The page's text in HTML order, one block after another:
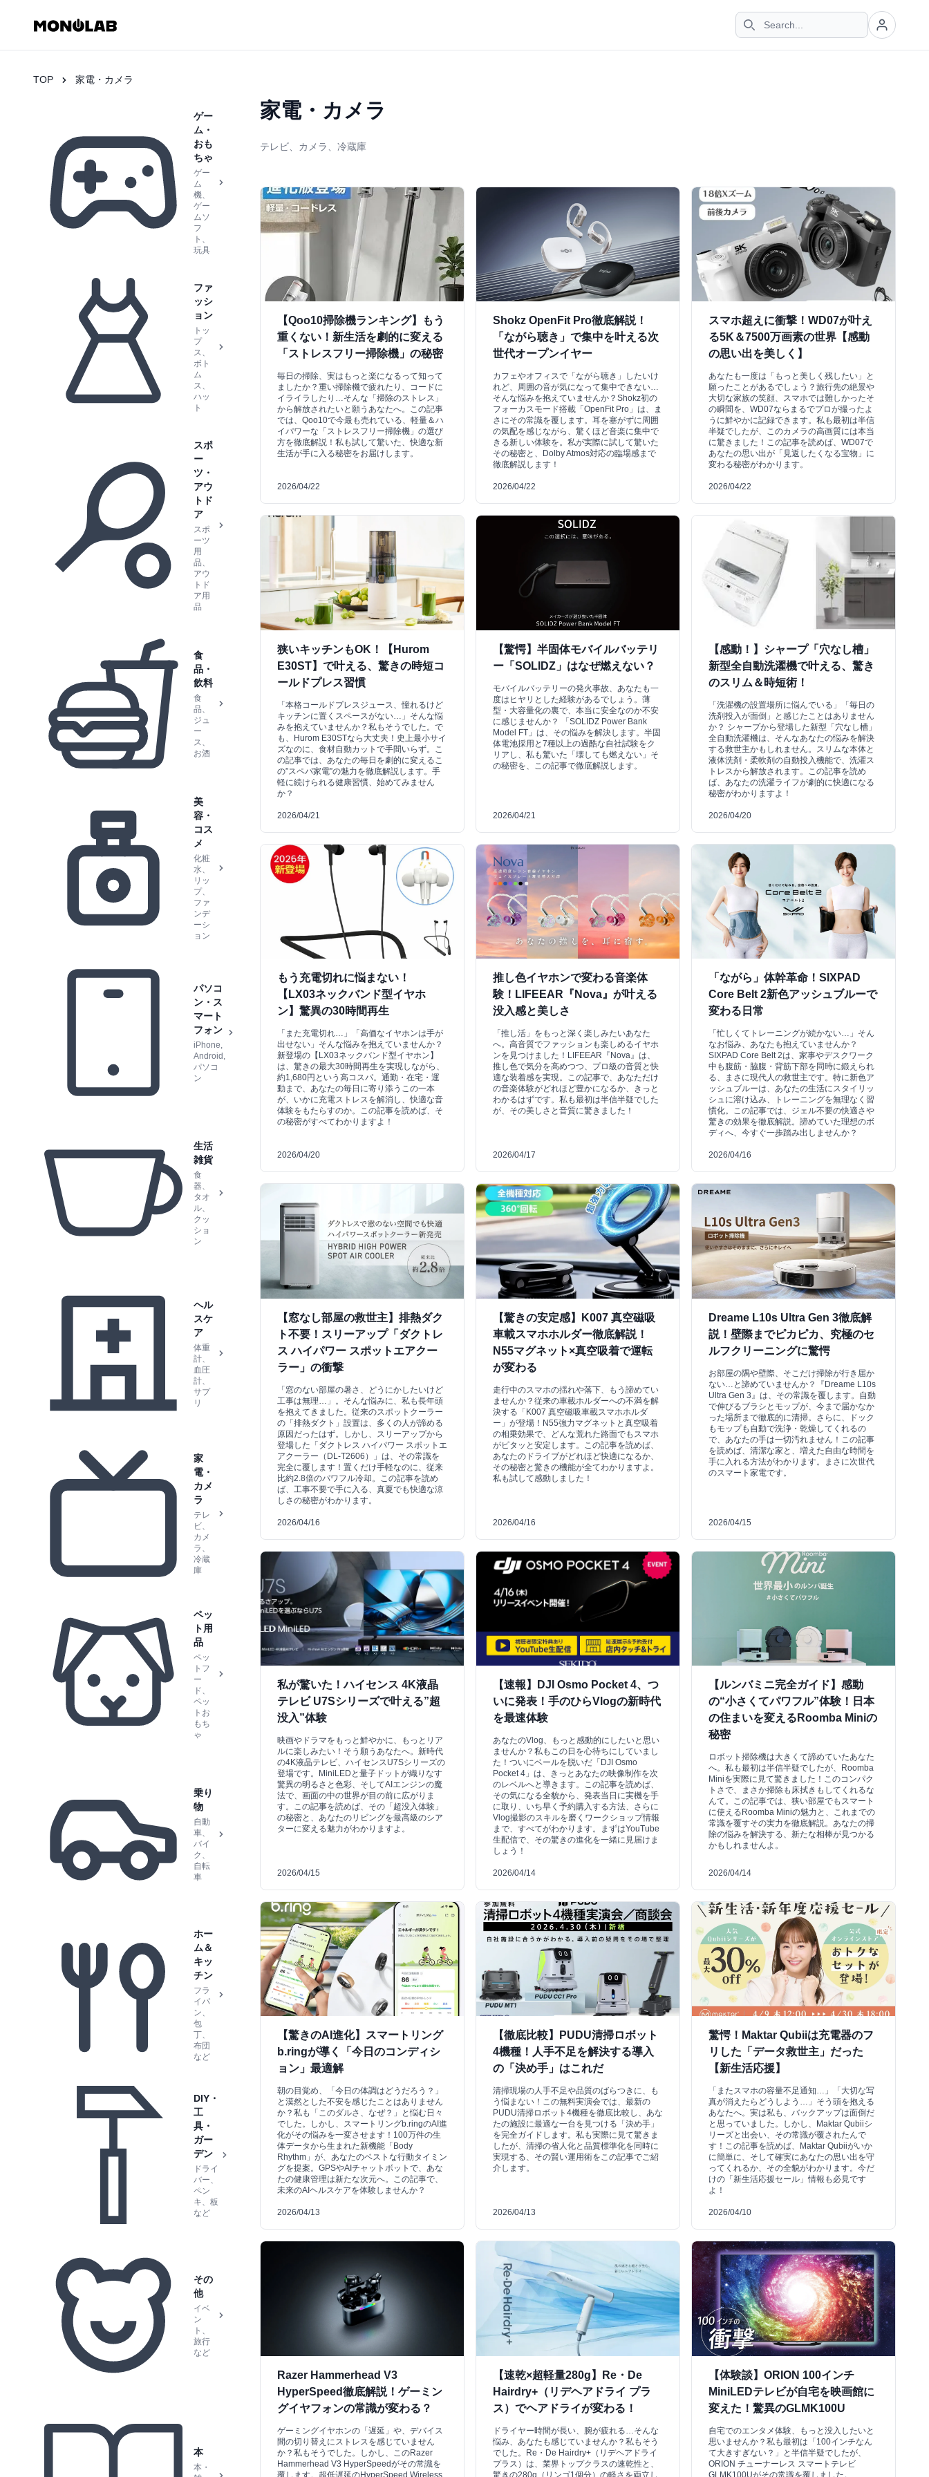
TOP 家電・カメラ
ゲー
ム・
おも
ちゃ
ゲー
ム
機、
ゲー
ムソ
フ
ト、
玩具
ファ
ッシ
ョン
トッ
プ
ス、
ボト
ム
ス、
ハッ
ト
スポ
ー
ツ・
アウ
トド
ア
スポ
ーツ
用
品、
アウ
トド
ア用
品
食
品・
飲料
食
品、
ジュ
ー
ス、
お酒
美
容・
コス
メ
化粧
水、
リッ
プ、
ファ
ンデ
ーシ
ョン
パソコ
ン・ス
マート
フォン
iPhone,
Android,
パソコ
ン
生活
雑貨
食
器、
タオ
ル、
クッ
ショ
ン
ヘル
スケ
ア
体重
計、
血圧
計、
サプ
リ
家
電・
カメ
ラ
テレ
ビ、
カメ
ラ、
冷蔵
庫
ペッ
ト用
品
ペッ
トフ
ー
ド、
ペッ
トお
もち
ゃ
乗り
物
自動
車、
バイ
ク、
自転
車
ホー
ム＆
キッ
チン
フラ
イパ
ン、
包
丁、
布団
など
DIY・
工
具・
ガー
デン
ドライ
バー、
ペン
キ、板
など
その
他
イベ
ン
ト、
旅行
など
本
本・
家電・カメラ
テレビ、カメラ、冷蔵庫
【Qoo10掃除機ランキング】もう
重くない！新生活を劇的に変える
「ストレスフリー掃除機」の秘密
毎日の掃除、実はもっと楽になるって知って
ましたか？重い掃除機で疲れたり、コードに
イライラしたり…そんな「掃除のストレス」
から解放されたいと願うあなたへ。この記事
では、Qoo10で今最も売れている、軽量＆ハ
イパワーな「ストレスフリー掃除機」の選び
方を徹底解説！私も試して驚いた、快適な新
生活が手に入る秘密をお届けします。
2026/04/22
Shokz OpenFit Pro徹底解説！
「ながら聴き」で集中を叶える次
世代オープンイヤー
カフェやオフィスで「ながら聴き」したいけ
れど、周囲の音が気になって集中できない…
そんな悩みを抱えていませんか？Shokz初の
フォーカスモード搭載「OpenFit Pro」は、ま
さにその常識を覆します。耳を塞がずに周囲
の気配を感じながら、驚くほど音楽に集中で
きる新しい体験を。私が実際に試して驚いた
その秘密と、Dolby Atmos対応の臨場感まで
徹底解説します！
2026/04/22
スマホ超えに衝撃！WD07が叶え
る5K＆7500万画素の世界【感動
の思い出を美しく】
あなたも一度は「もっと美しく残したい」と
願ったことがあるでしょう？旅行先の絶景や
大切な家族の笑顔、スマホでは難しかったそ
の瞬間を、WD07ならまるでプロが撮ったよ
うに鮮やかに記録できます。私も最初は半信
半疑でしたが、このカメラの高画質には本当
に驚きました！この記事を読めば、WD07で
あなたの思い出が「見返したくなる宝物」に
変わる秘密がわかります。
2026/04/22
狭いキッチンもOK！【Hurom
E30ST】で叶える、驚きの時短コ
ールドプレス習慣
「本格コールドプレスジュース、憧れるけど
キッチンに置くスペースがない…」そんな悩
みを抱えていませんか？私もそうでした。で
も、Hurom E30STなら大丈夫！史上最小サイ
ズなのに、食材自動カットで手間いらず。こ
の記事では、あなたの毎日を劇的に変えるこ
の”スペパ家電”の魅力を徹底解説します。手
軽に続けられる健康習慣、始めてみません
か？
2026/04/21
【驚愕】半固体モバイルバッテリ
ー「SOLIDZ」はなぜ燃えない？
モバイルバッテリーの発火事故、あなたも一
度はヒヤリとした経験があるでしょう。薄
型・大容量化の裏で、本当に安全なのか不安
に感じませんか？ 「SOLIDZ Power Bank
Model FT」は、その悩みを解決します。半固
体電池採用と7種以上の過酷な自社試験をク
リアし、私も驚いた「壊しても燃えない」そ
の秘密を、この記事で徹底解説します。
2026/04/21
【感動！】シャープ「穴なし槽」
新型全自動洗濯機で叶える、驚き
のスリム＆時短術！
「洗濯機の設置場所に悩んでいる」「毎日の
洗剤投入が面倒」と感じたことはありません
か？ シャープから登場した新型「穴なし槽」
全自動洗濯機は、そんなあなたの悩みを解決
する救世主かもしれません。スリムな本体と
液体洗剤・柔軟剤の自動投入機能で、洗濯ス
トレスから解放されます。この記事を読め
ば、あなたの洗濯ライフが劇的に快適になる
秘密がわかりますよ！
2026/04/20
もう充電切れに悩まない！
【LX03ネックバンド型イヤホ
ン】驚異の30時間再生
「また充電切れ…」「高価なイヤホンは手が
出せない」そんな悩みを抱えていませんか？
新登場の【LX03ネックバンド型イヤホン】
は、驚きの最大30時間再生を実現しながら、
約1,680円という高コスパ。通勤・在宅・運
動まで、あなたの毎日に寄り添うこの一本
が、いかに充電ストレスを解消し、快適な音
体験をもたらすのか。この記事を読めば、そ
の秘密がすべてわかりますよ！
2026/04/20
推し色イヤホンで変わる音楽体
験！LIFEEAR『Nova』が叶える
没入感と美しさ
「推し活」をもっと深く楽しみたいあなた
へ。高音質でファッションも楽しめるイヤホ
ンを見つけました！LIFEEAR『Nova』は、
推し色で気分を高めつつ、プロ級の音質と快
適な装着感を実現。この記事で、あなただけ
の音楽体験がどれほど豊かになるか、きっと
わかるはずです。私も最初は半信半疑でした
が、その美しさと音質に驚きました！
2026/04/17
「ながら」体幹革命！SIXPAD
Core Belt 2新色アッシュブルーで
変わる日常
「忙しくてトレーニングが続かない…」そん
なお悩み、あなたも抱えていませんか？
SIXPAD Core Belt 2は、家事やデスクワーク
中も腹筋・脇腹・背筋下部を同時に鍛えられ
る、まさに現代人の救世主です。特に新色ア
ッシュブルーは、あなたの生活にスタイリッ
シュに溶け込み、トレーニングを無理なく習
慣化。この記事では、ジェル不要の快適さや
驚きの効果を徹底解説。諦めていた理想のボ
ディへ、今すぐ一歩踏み出しませんか？
2026/04/16
【窓なし部屋の救世主】排熱ダク
ト不要！スリーアップ「ダクトレ
ス ハイパワー スポットエアクー
ラー」の衝撃
「窓のない部屋の暑さ、どうにかしたいけど
工事は無理…」。そんな悩みに、私も長年頭
を抱えてきました。従来のスポットクーラー
の「排熱ダクト」設置は、多くの人が諦める
原因だったはず。しかし、スリーアップから
登場した「ダクトレス ハイパワー スポットエ
アクーラー（DL-T2606）」は、その常識を
完全に覆します！置くだけ手軽なのに、従来
比約2.8倍のパワフル冷却。この記事を読め
ば、工事不要で手に入る、真夏でも快適な涼
しさの秘密がわかります。
2026/04/16
【驚きの安定感】K007 真空磁吸
車載スマホホルダー徹底解説！
N55マグネット×真空吸着で運転
が変わる
走行中のスマホの揺れや落下、もう諦めてい
ませんか？従来の車載ホルダーへの不満を解
決する「K007 真空磁吸車載スマホホルダ
ー」が登場！N55強力マグネットと真空吸着
の相乗効果で、どんな荒れた路面でもスマホ
がピタッと安定します。この記事を読めば、
あなたのドライブがどれほど快適になるか、
その秘密と驚きの機能が全てわかりますよ。
私も試して感動しました！
2026/04/16
Dreame L10s Ultra Gen 3徹底解
説！壁際までピカピカ、究極のセ
ルフクリーニングに驚愕
お部屋の隅や壁際、そこだけ掃除が行き届か
ない…と諦めていませんか？『Dreame L10s
Ultra Gen 3』は、その常識を覆します。自動
で伸びるブラシとモップが、今まで届かなか
った場所まで徹底的に清掃。さらに、ドック
もモップも自動で洗浄・乾燥してくれるの
で、あなたの手は一切汚れません！この記事
を読めば、清潔な家と、増えた自由な時間を
手に入れる方法がわかります。まさに次世代
のスマート家電です。
2026/04/15
私が驚いた！ハイセンス 4K液晶
テレビ U7Sシリーズで叶える”超
没入”体験
映画やドラマをもっと鮮やかに、もっとリア
ルに楽しみたい！そう願うあなたへ。新時代
の4K液晶テレビ、ハイセンスU7Sシリーズの
登場です。MiniLEDと量子ドットが織りなす
驚異の明るさと色彩、そしてAIエンジンの魔
法で、画面の中の世界が目の前に広がりま
す。この記事を読めば、その「超没入体験」
の秘密と、あなたのリビングを最高級のシア
ターに変える魅力がわかりますよ。
2026/04/15
【速報】DJI Osmo Pocket 4、つ
いに発表！手のひらVlogの新時代
を最速体験
あなたのVlog、もっと感動的にしたいと思い
ませんか？私もこの日を心待ちにしていまし
た！ついにベールを脱いだ「DJI Osmo
Pocket 4」は、きっとあなたの映像制作を次
のレベルへと導きます。この記事を読めば、
その気になる全貌から、発表当日に実機を手
に取り、いち早く予約購入する方法、さらに
Vlog撮影のスキルを磨くワークショップ情報
まで、すべてがわかります。まずはYouTube
生配信で、その驚きの進化を一緒に見届けま
しょう！
2026/04/14
【ルンバミニ完全ガイド】感動
の“小さくてパワフル”体験！日本
の住まいを変えるRoomba Miniの
秘密
ロボット掃除機は大きくて諦めていたあなた
へ。私も最初は半信半疑でしたが、Roomba
Miniを実際に見て驚きました！このコンパク
トさで、まさか掃除も床拭きもしてくれるな
んて。この記事では、狭い部屋でもスマート
に使えるRoomba Miniの魅力と、これまでの
常識を覆すその実力を徹底解説。あなたの掃
除の悩みを解決する、新たな相棒が見つかる
かもしれませんよ。
2026/04/14
【驚きのAI進化】スマートリング
b.ringが導く「今日のコンディシ
ョン」最適解
朝の目覚め、「今日の体調はどうだろう？」
と漠然とした不安を感じたことはありません
か？私も「このダルさ、なぜ？」と悩む日々
でした。しかし、スマートリングb.ringのAI進
化がその悩みを一変させます！100万件の生
体データから生まれた新機能「Body
Rhythm」が、あなたのベストな行動タイミン
グを提案。GPSやAIチャットボットで、あな
たの健康管理は新たな次元へ。この記事で、
未来のAIヘルスケアを体験しませんか？
2026/04/13
【徹底比較】PUDU清掃ロボット
4機種！人手不足を解決する導入
の「決め手」はこれだ
清掃現場の人手不足や品質のばらつきに、も
う悩まない！この無料実演会では、最新の
PUDU清掃ロボット4機種を徹底比較し、あな
たの施設に最適な一台を見つける「決め手」
を完全ガイドします。私も実際に見て驚きま
したが、清掃の省人化と品質標準化を同時に
実現する、その賢い運用術をこの記事でご紹
介します。
2026/04/13
驚愕！Maktar Qubiiは充電器のフ
リした「データ救世主」だった
【新生活応援】
「またスマホの容量不足通知…」「大切な写
真が消えたらどうしよう…」そう頭を抱える
あなたへ。実は私も、バックアップは面倒だ
と思っていました。しかし、Maktar Qubiiシ
リーズと出会い、その常識が覆されたんで
す！この記事を読めば、Maktar Qubiiがいか
に簡単に、そして確実にあなたの思い出を守
ってくれるか、その全貌がわかります。今だ
けの「新生活応援セール」情報も必見です
よ！
2026/04/10
Razer Hammerhead V3
HyperSpeed徹底解説！ゲーミン
グイヤフォンの常識が変わる？
ゲーミングイヤホンの「遅延」や、デバイス
間の切り替えにストレスを感じていません
か？私もそうでした。しかし、このRazer
Hammerhead V3 HyperSpeedがその常識を
覆します。超低遅延のHyperSpeed Wireless
【速乾×超軽量280g】Re・De
Hairdry+（リデヘアドライ プラ
ス）でヘアドライが変わる！
ドライヤー時間が長い、腕が疲れる…そんな
悩み、あなたも感じていませんか？私もそう
でした。Re・De Hairdry+（リデヘアドライ
プラス）は、業界トップクラスの速乾性と、
驚きの280g（リンゴ1個分）の軽さを両立し
【体験談】ORION 100インチ
MiniLEDテレビが自宅を映画館に
変えた！驚異のGLMK100U
自宅でのエンタメ体験、もっと没入したいと
思いませんか？私も最初は「100インチなん
て大きすぎない？」と半信半疑でしたが、
ORION チューナーレス スマートテレビ
GLMK100Uがその常識を覆しました。